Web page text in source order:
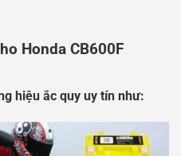
Honda CB600F
hiệu ắc quy uy tín như: